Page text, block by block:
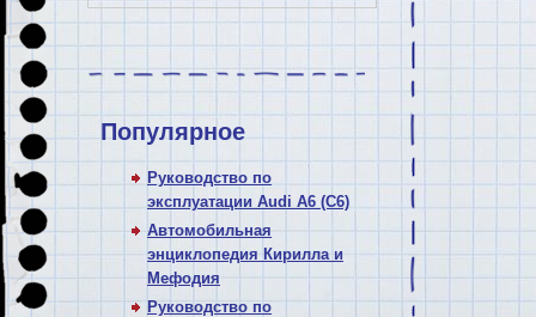
Популярное
Руководство по
эксплуатации Audi A6 (C6)
Автомобильная
энциклопедия Кирилла и
Мефодия
Руководство по